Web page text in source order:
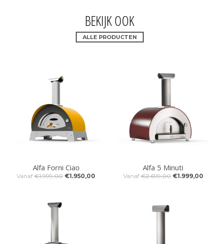
BEKIJK OOK
ALLE PRODUCTEN
Alfa Forni Ciao
Vanaf €1.999,00 €1.950,00
Alfa 5 Minuti
Vanaf €2.699,00 €1.999,00